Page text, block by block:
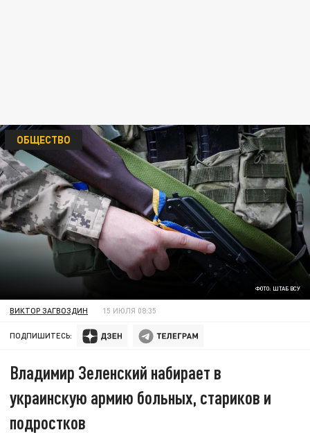
ФОТО: ШТАБ ВСУ
ОБЩЕСТВО
ВИКТОР ЗАГВОЗДИН 15 ИЮЛЯ 08:35
ПОДПИШИТЕСЬ:
Владимир Зеленский набирает в
украинскую армию больных, стариков и
подростков